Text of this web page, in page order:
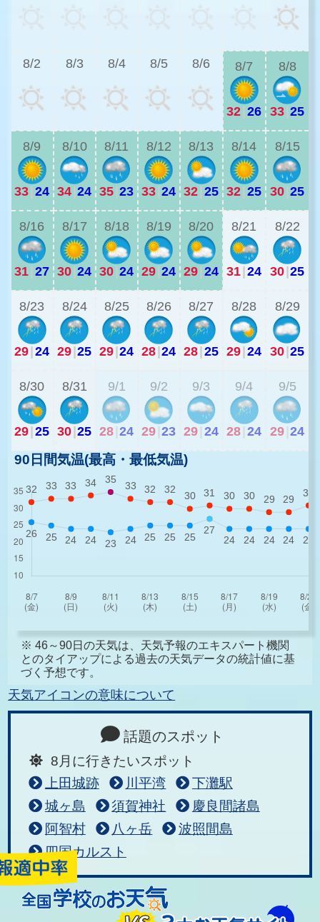
8/2 8/3 8/4 8/5 8/6 8/7
32|26
8/8
33|25
8/9
33|24
8/10
34|24
8/11
35|23
8/12
33|24
8/13
32|25
8/14
32|25
8/15
30|25
8/16
31|27
8/17
30|24
8/18
30|24
8/19
29|24
8/20
29|24
8/21
31|24
8/22
30|25
8/23
29|24
8/24
29|25
8/25
29|24
8/26
28|24
8/27
28|25
8/28
29|24
8/29
30|25
8/30
29|25
8/31
30|25
9/1
28 24
9/2
29 23
9/3
29 24
9/4
28 24
9/5
29 24
90日間気温(最高・最低気温)
※ 46～90日の天気は、天気予報のエキスパート機関
とのタイアップによる過去の天気データの統計値に基
づく予想です。
天気アイコンの意味について
話題のスポット
8月に行きたいスポット
上田城跡
川平湾
下灘駅
城ヶ島
須賀神社
慶良間諸島
阿智村
八ヶ岳
波照間島
四国カルスト